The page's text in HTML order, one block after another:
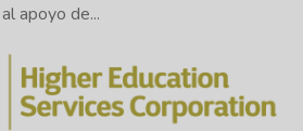
apoyo de...